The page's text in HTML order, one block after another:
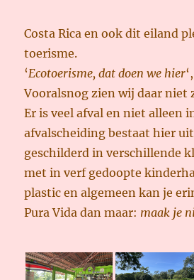
Costa Rica en ook dit eiland
toerisme.
‘Ecotoerisme, dat doen we hier
Vooralsnog zien wij daar niet
Er is veel afval en niet alleen
afvalscheiding bestaat hier
geschilderd in verschillende
met in verf gedoopte
plastic en algemeen kan je
Pura Vida dan maar: maak je